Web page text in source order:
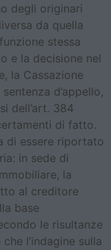
degli originari
da quella
stessa
e la decisione nel
la Cassazione
d’appello,
dell’art. 384
di fatto.
di essere riportato
in sede di
la
al creditore
base
le risultanze
l’indagine sulla